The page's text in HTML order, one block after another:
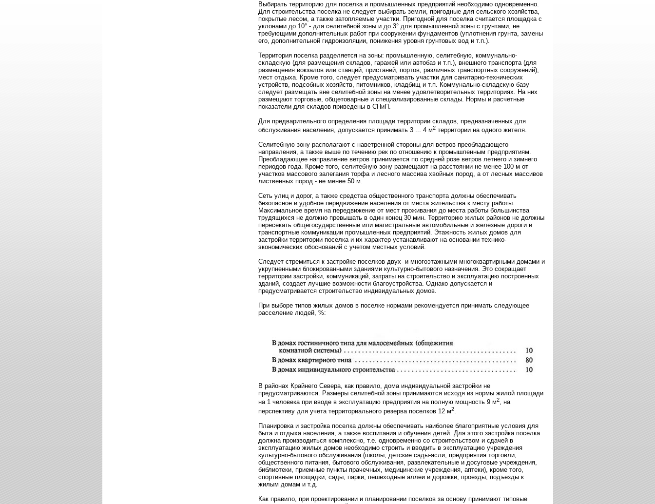
Выбирать территорию для поселка и промышленных предприятий необходимо одновременно.
Для строительства поселка не следует выбирать земли, пригодные для сельского хозяйства,
покрытые лесом, а также затопляемые участки. Пригодной для поселка считается площадка с
уклонами до 10°- для селитебной зоны и до 3°для промышленной зоны с грунтами, не
требующими дополнительных работ при сооружении фундаментов (уплотнения грунта, замены
его, дополнительной гидроизоляции, понижения уровня грунтовых вод и т.п.).
Территория поселка разделяется на зоны: промышленную, селитебную, коммунально-
складскую (для размещения складов, гаражей или автобаз и т.п.), внешнего транспорта (для
размещения вокзалов или станций, пристаней, портов, различных транспортных сооружений),
мест отдыха. Кроме того, следует предусматривать участки для санитарно-технических
устройств, подсобных хозяйств, питомников, кладбищ и т.п. Коммунально-складскую базу
следует размещать вне селитебной зоны на менее удовлетворительных территориях. На них
размещают торговые, общетоварные и специализированные склады. Нормы и расчетные
показатели для складов приведены в СНиП.
Для предварительного определения площади территории складов, предназначенных для
обслуживания населения, допускается принимать 3 ... 4 м2территории на одного жителя.
Селитебную зону располагают с наветренной стороны для ветров преобладающего
направления, а также выше по течению рек по отношению к промышленным предприятиям.
Преобладающее направление ветров принимается по средней розе ветров летнего и зимнего
периодов года. Кроме того, селитебную зону размещают на расстоянии не менее 100 м от
участков массового залегания торфа и лесного массива хвойных пород, а от лесных массивов
лиственных пород - не менее 50 м.
Сеть улиц и дорог, а также средства общественного транспорта должны обеспечивать
безопасное и удобное передвижение населения от места жительства к месту работы.
Максимальное время на передвижение от мест проживания до места работы большинства
трудящихся не должно превышать в один конец 30 мин. Территорию жилых районов не должны
пересекать общегосударственные или магистральные автомобильные и железные дороги и
транспортные коммуникации промышленных предприятий. Этажность жилых домов для
застройки территории поселка и их характер устанавливают на основании технико-
экономических обоснований с учетом местных условий.
Следует стремиться к застройке поселков двух- и многоэтажными многоквартирными домами и
укрупненными блокированными зданиями культурно-бытового назначения. Это сокращает
территории застройки, коммуникаций, затраты на строительство и эксплуатацию построенных
зданий, создает лучшие возможности благоустройства. Однако допускается и
предусматривается строительство индивидуальных домов.
При выборе типов жилых домов в поселке нормами рекомендуется принимать следующее
расселение людей, %:
В районах Крайнего Севера, как правило, дома индивидуальной застройки не
предусматриваются. Размеры селитебной зоны принимаются исходя из нормы жилой площади
на 1 человека при вводе в эксплуатацию предприятия на полную мощность 9 м2, на
перспективу для учета территориального резерва поселков 12 м2.
Планировка и застройка поселка должны обеспечивать наиболее благоприятные условия для
быта и отдыха населения, а также воспитания и обучения детей. Для этого застройка поселка
должна производиться комплексно, т.е. одновременно со строительством и сдачей в
эксплуатацию жилых домов необходимо строить и вводить в эксплуатацию учреждения
культурно-бытового обслуживания (школы, детские сады-ясли, предприятия торговли,
общественного питания, бытового обслуживания, развлекательные и досуговые учреждения,
библиотеки, приемные пункты прачечных, медицинские учреждения, аптеки), кроме того,
спортивные площадки, сады, парки; пешеходные аллеи и дорожки; проезды; подъезды к
жилым домам и т.д.
Как правило, при проектировании и планировании поселков за основу принимают типовые